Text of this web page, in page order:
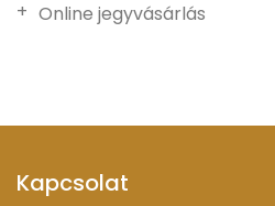
Online jegyvásárlás
Kapcsolat